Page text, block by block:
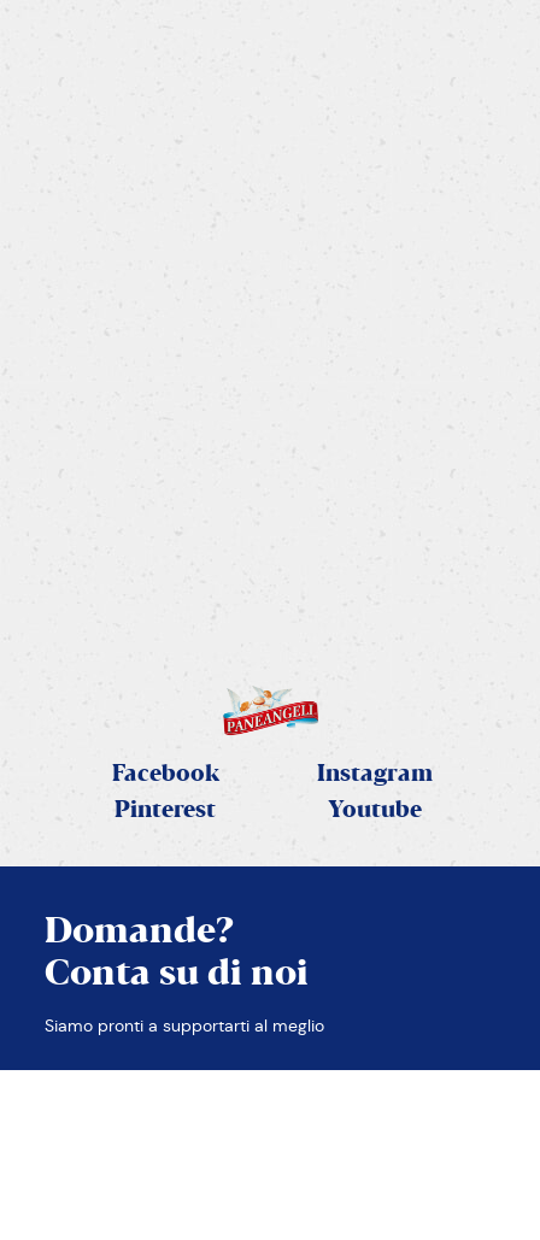
Golosa, semplice e veloce da preparare.
Facebook
Instagram
Pinterest
Youtube
Domande?
Conta su di noi
Siamo pronti a supportarti al meglio